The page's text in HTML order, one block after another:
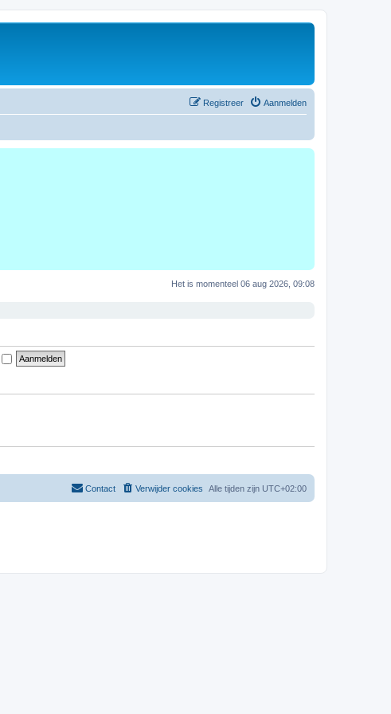
Aanmelden
Registreer
Het is momenteel 06 aug 2026, 09:08
Alle tijden zijn UTC+02:00
Verwijder cookies
Contact